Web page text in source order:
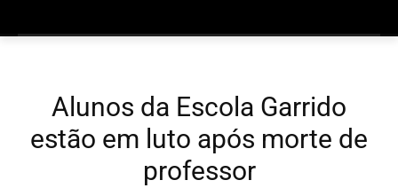
Alunos da Escola Garrido
estão em luto após morte de
professor